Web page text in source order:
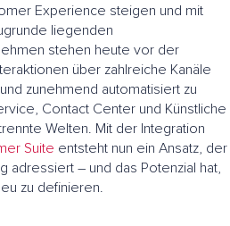
Experience steigen und mit
liegenden
stehen heute vor der
über zahlreiche Kanäle
zunehmend automatisiert zu
Contact Center und Künstliche
Welten. Mit der Integration
Suite entsteht nun ein Ansatz, der
adressiert – und das Potenzial hat,
zu definieren.